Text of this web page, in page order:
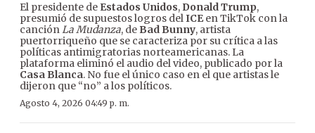
El presidente de Estados Unidos, Donald Trump,
presumió de supuestos logros delICE en TikTok con la
canciónLa Mudanza, de Bad Bunny, artista
puertorriqueño que se caracteriza por su crítica a las
políticas antimigratorias norteamericanas. La
plataforma eliminó el audio del video, publicado por la
Casa Blanca. No fue el único caso en el que artistas le
dijeron que “no” a los políticos.
Agosto 4, 2026 04:49 p. m.